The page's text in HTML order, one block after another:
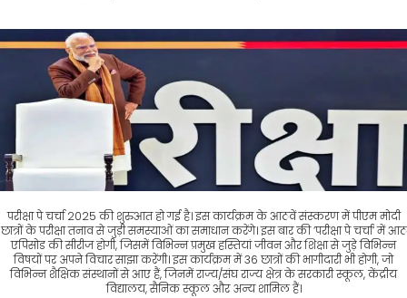
परीक्षा पे चर्चा 2025 की शुरुआत हो गई है। इस कार्यक्रम के आठवें संस्करण में पीएम मोदी
छात्रों के परीक्षा तनाव से जुड़ी समस्याओं का समाधान करेंगे। इस बार की ‘परीक्षा पे चर्चा’ में आठ
एपिसोड की सीरीज होगी, जिसमें विभिन्न प्रमुख हस्तियां जीवन और शिक्षा से जुड़े विभिन्न
विषयों पर अपने विचार साझा करेंगी। इस कार्यक्रम में 36 छात्रों की भागीदारी भी होगी, जो
विभिन्न शैक्षिक संस्थानों से आए हैं, जिनमें राज्य/संघ राज्य क्षेत्र के सरकारी स्कूल, केंद्रीय
विद्यालय, सैनिक स्कूल और अन्य शामिल हैं।